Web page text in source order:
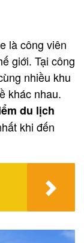
là công viên
giới. Tại công
nhiều khu
khác nhau.
du lịch
khi đến